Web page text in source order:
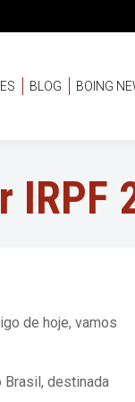
BLOG BOING
IRPF
de hoje, vamos
Brasil, destinada